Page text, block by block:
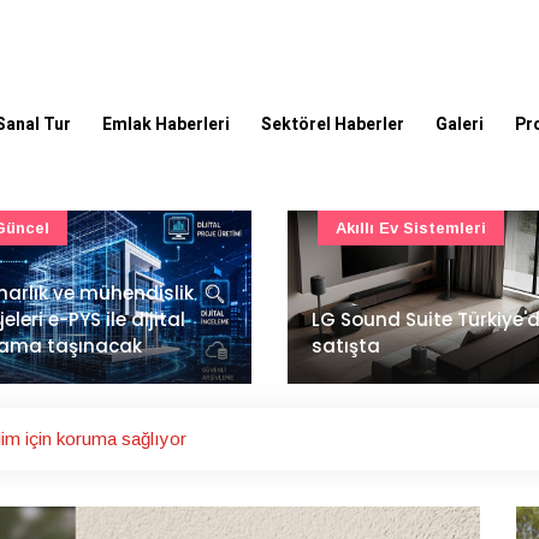
Tur Emlak Haberleri Sektörel Haberler Galeri
Suite Türkiye'de
Ev Sistemleri
İstanbul Havalimanı'nın
ana pistinde sona doğru
Ulaşım
için koruma sağlıyor